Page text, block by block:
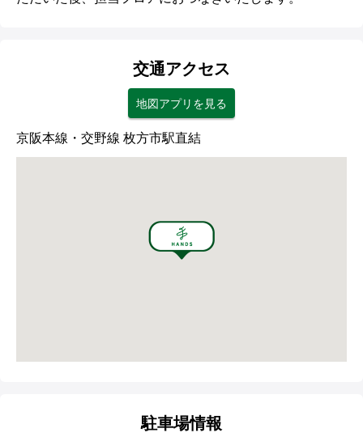
交通アクセス
地図アプリを見る
京阪本線・交野線 枚方市駅直結
駐車場情報